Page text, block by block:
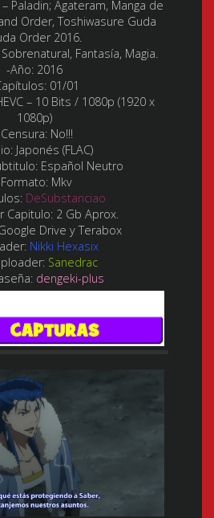
Paladin; Agateram, Manga de
Order, Toshiwasure Guda
Order 2016.
Fantasía, Magia.
-Año: 2016
01/01
– 10 Bits / 1080p (1920 x
1080p)
No!!!
Japonés (FLAC)
Español Neutro
Mkv
DeSubstanciao
Capitulo: 2 Gb Aprox.
Drive y Terabox
Nikki Hexasix
Sanedrac
dengeki-plus